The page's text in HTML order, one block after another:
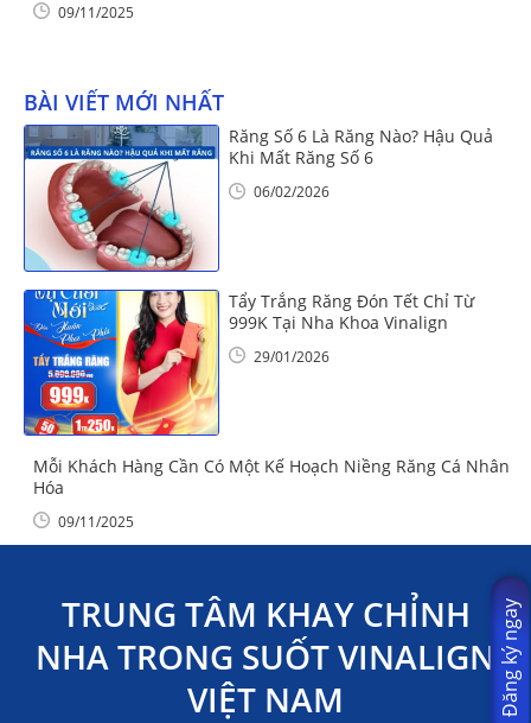
09/11/2025
BÀI VIẾT MỚI NHẤT
Răng Số 6 Là Răng Nào? Hậu Quả
Khi Mất Răng Số 6
06/02/2026
Tẩy Trắng Răng Đón Tết Chỉ Từ
999K Tại Nha Khoa Vinalign
29/01/2026
Mỗi Khách Hàng Cần Có Một Kế Hoạch Niềng Răng Cá Nhân
Hóa
09/11/2025
TRUNG TÂM KHAY CHỈNH
NHA TRONG SUỐT VINALIGN
VIỆT NAM
Đăng ký ngay